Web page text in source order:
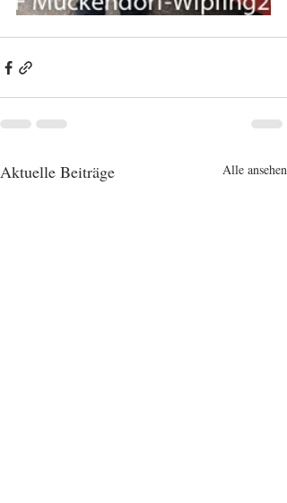
Aktuelle Beiträge Alle ansehen